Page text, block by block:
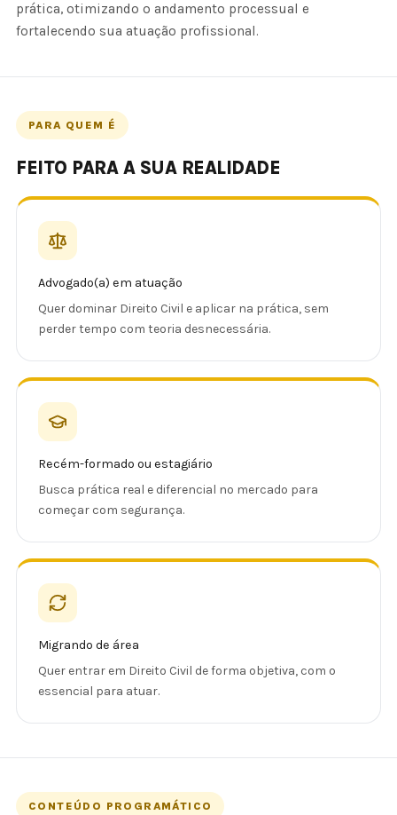
prática, otimizando o andamento processual e
fortalecendo sua atuação profissional.
PARA QUEM É
FEITO PARA A SUA REALIDADE
Advogado(a) em atuação
Quer dominar Direito Civil e aplicar na prática, sem
perder tempo com teoria desnecessária.
Recém-formado ou estagiário
Busca prática real e diferencial no mercado para
começar com segurança.
Migrando de área
Quer entrar em Direito Civil de forma objetiva, com o
essencial para atuar.
CONTEÚDO PROGRAMÁTICO